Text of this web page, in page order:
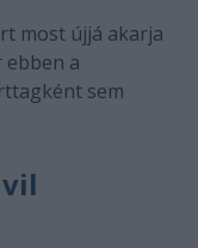
most újjá akarja
ebben a
sem